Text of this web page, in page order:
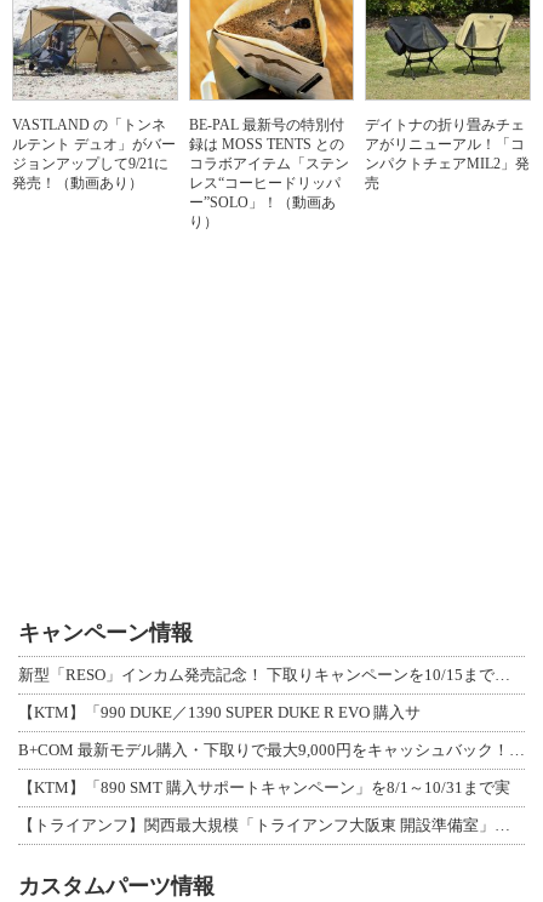
VASTLAND の「トンネ
ルテント デュオ」がバー
ジョンアップして9/21に
発売！（動画あり）
BE-PAL 最新号の特別付
録は MOSS TENTS との
コラボアイテム「ステン
レス“コーヒードリッパ
ー”SOLO」！（動画あ
り）
デイトナの折り畳みチェ
アがリニューアル！「コ
ンパクトチェアMIL2」発
売
キャンペーン情報
新型「RESO」インカム発売記念！ 下取りキャンペーンを10/15まで延長して開
【KTM】「990 DUKE／1390 SUPER DUKE R EVO 購入サ
B+COM 最新モデル購入・下取りで最大9,000円をキャッシュバック！「B+F
【KTM】「890 SMT 購入サポートキャンペーン」を8/1～10/31まで実
【トライアンフ】関西最大規模「トライアンフ大阪東 開設準備室」がオープン！ 限定
カスタムパーツ情報